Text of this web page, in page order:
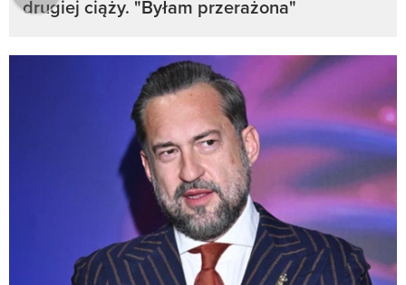
drugiej ciąży. "Byłam przerażona"